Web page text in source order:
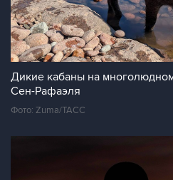
Дикие кабаны на
Сен-Рафаэля
Фото: Zuma/ТАСС